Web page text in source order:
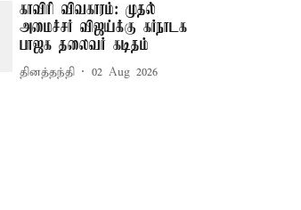
காவிரி விவகாரம்: முதல்
அமைச்சர் விஜய்க்கு கர்நாடக
பாஜக தலைவர் கடிதம்
தினத்தந்தி 02 Aug 2026